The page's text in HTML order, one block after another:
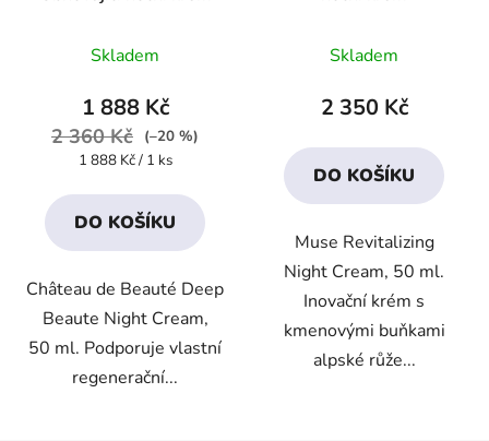
hodnocení
produktu
je
4,4
5
hvězdiček.
Skladem
1 888 Kč
2 360 Kč
(–20 %)
Měrná
1 888 Kč / 1 ks
DO KOŠÍKU
Château de Beauté Deep
Beaute Night Cream,
50 ml. Podporuje vlastní
regenerační...
hodnocení
produktu
4,5
z
hvězdiček.
Skladem
2 350 Kč
DO KOŠÍKU
Muse Revitalizing
Night Cream, 50 ml.
Inovační krém s
kmenovými buňkami
alpské růže...